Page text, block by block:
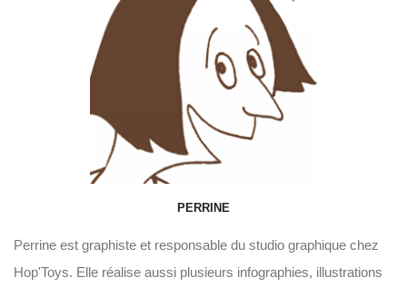
PERRINE
Perrine est graphiste et responsable du studio graphique chez
Hop'Toys. Elle réalise aussi plusieurs infographies, illustrations